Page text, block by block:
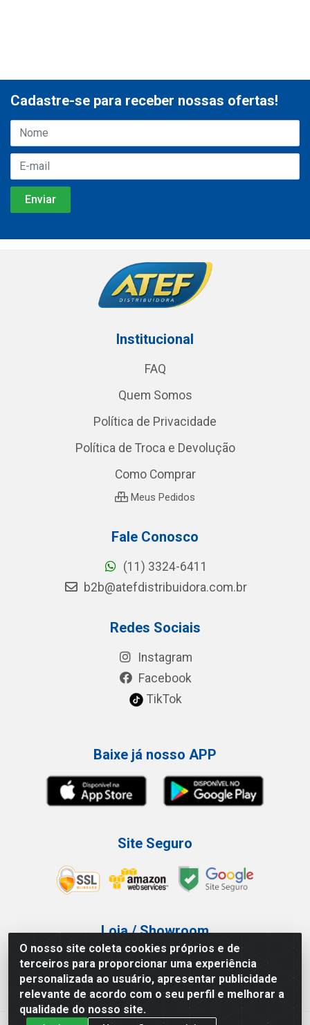
O nosso site coleta cookies próprios e de
terceiros para proporcionar uma experiência
personalizada ao usuário, apresentar publicidade
relevante de acordo com o seu perfil e melhorar a
qualidade do nosso site.
Cadastre-se para receber nossas ofertas!
Institucional
FAQ
Quem Somos
Política de Privacidade
Política de Troca e Devolução
Como Comprar
Meus Pedidos
Fale Conosco
(11) 3324-6411
b2b@atefdistribuidora.com.br
Redes Sociais
Instagram
Facebook
TikTok
Baixe já nosso APP
Site Seguro
Loja / Showroom
Tel.: (11) 3227-0546
Av Vautier, 587/597 - Pari - São Paulo/SP